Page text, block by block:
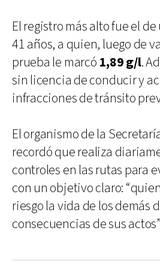
El registro más alto fue el
41 años, a quien, luego de
prueba le marcó 1,89 g/l.
sin licencia de conducir y
infracciones de tránsito
El organismo de la
recordó que realiza
controles en las rutas para
con un objetivo claro:
riesgo la vida de los demás
consecuencias de sus